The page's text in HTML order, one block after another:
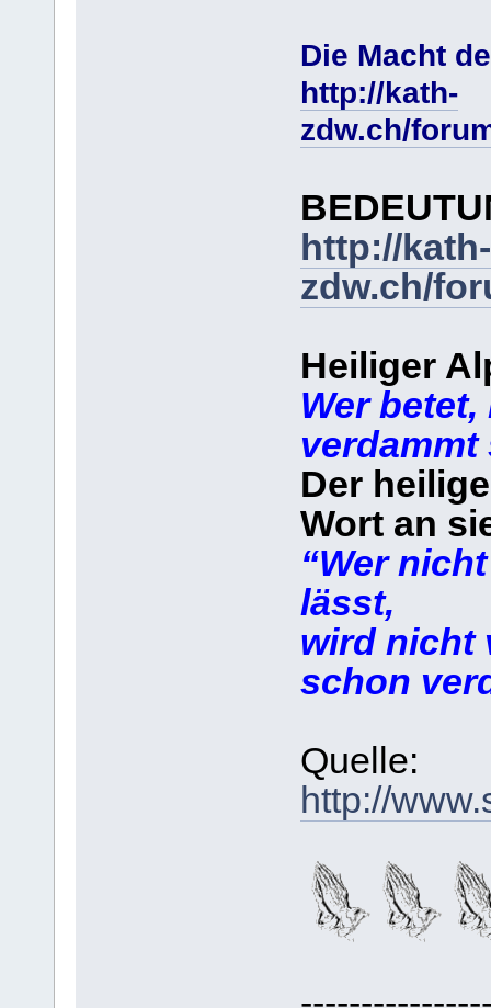
Die Macht
http://kath-
zdw.ch/
http://kath-
zdw.ch/
Heiliger
Wer
verdammt
Der
Wort an
“Wer
lässt,
wird nicht
schon
Quelle:
http://